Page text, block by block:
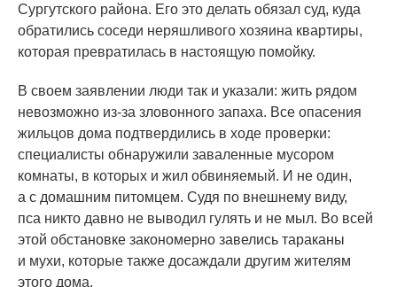
Сургутского района. Его это делать обязал суд, куда
обратились соседи неряшливого хозяина квартиры,
которая превратилась в настоящую помойку.
В своем заявлении люди так и указали: жить рядом
невозможно из-за зловонного запаха. Все опасения
жильцов дома подтвердились в ходе проверки:
специалисты обнаружили заваленные мусором
комнаты, в которых и жил обвиняемый. И не один,
а с домашним питомцем. Судя по внешнему виду,
пса никто давно не выводил гулять и не мыл. Во всей
этой обстановке закономерно завелись тараканы
и мухи, которые также досаждали другим жителям
этого дома.